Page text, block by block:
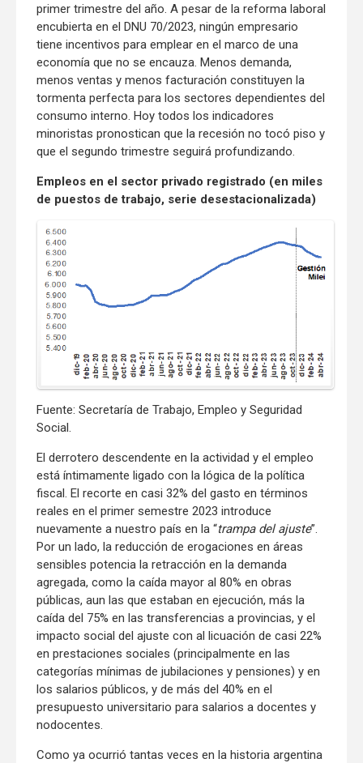
primer trimestre del año. A pesar de la reforma laboral
encubierta en el DNU 70/2023, ningún empresario
tiene incentivos para emplear en el marco de una
economía que no se encauza. Menos demanda,
menos ventas y menos facturación constituyen la
tormenta perfecta para los sectores dependientes del
consumo interno. Hoy todos los indicadores
minoristas pronostican que la recesión no tocó piso y
que el segundo trimestre seguirá profundizando.
Empleos en el sector privado registrado (en miles
de puestos de trabajo, serie desestacionalizada)
Fuente: Secretaría de Trabajo, Empleo y Seguridad
Social.
El derrotero descendente en la actividad y el empleo
está íntimamente ligado con la lógica de la política
fiscal. El recorte en casi 32% del gasto en términos
reales en el primer semestre 2023 introduce
nuevamente a nuestro país en la “trampa del ajuste”.
Por un lado, la reducción de erogaciones en áreas
sensibles potencia la retracción en la demanda
agregada, como la caída mayor al 80% en obras
públicas, aun las que estaban en ejecución, más la
caída del 75% en las transferencias a provincias, y el
impacto social del ajuste con al licuación de casi 22%
en prestaciones sociales (principalmente en las
categorías mínimas de jubilaciones y pensiones) y en
los salarios públicos, y de más del 40% en el
presupuesto universitario para salarios a docentes y
nodocentes.
Como ya ocurrió tantas veces en la historia argentina